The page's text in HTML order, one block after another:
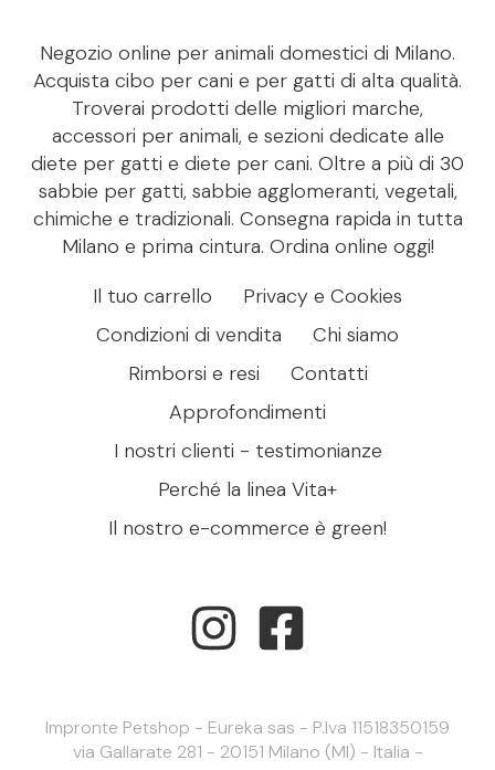
Negozio online per animali domestici di Milano.
Acquista cibo per cani e per gatti di alta qualità.
Troverai prodotti delle migliori marche,
accessori per animali, e sezioni dedicate alle
diete per gatti e diete per cani. Oltre a più di 30
sabbie per gatti, sabbie agglomeranti, vegetali,
chimiche e tradizionali. Consegna rapida in tutta
Milano e prima cintura. Ordina online oggi!
Il tuo carrello
Privacy e Cookies
Condizioni di vendita
Chi siamo
Rimborsi e resi
Contatti
Approfondimenti
I nostri clienti - testimonianze
Perché la linea Vita+
Il nostro e-commerce è green!
Impronte Petshop - Eureka sas - P.Iva 11518350159
via Gallarate 281 - 20151 Milano (MI) - Italia -